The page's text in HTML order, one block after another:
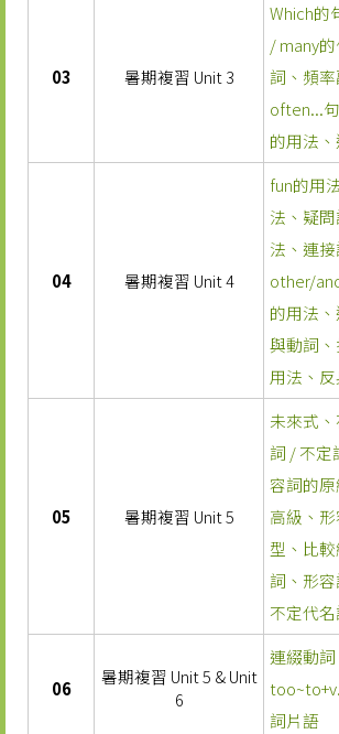
03 暑期複習 Unit 3
Which的
/ many
詞、頻
often...
的用法
04 暑期複習 Unit 4
fun的用
法、疑
法、連
other/
的用法
與動詞
用法、
05 暑期複習 Unit 5
未來式
詞 / 不定
容詞的
高級、
型、比
詞、形
不定代名
06
暑期複習 Unit 5 & Unit
6
連綴動詞
詞片語